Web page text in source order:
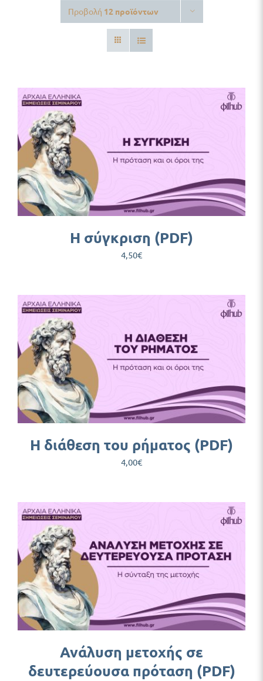
Δωρεάν Υλικό
Προβολή 12 προϊόντων
Η σύγκριση (PDF)
4,50€
H διάθεση του ρήματος (PDF)
4,00€
Ανάλυση μετοχής σε
δευτερεύουσα πρόταση (PDF)